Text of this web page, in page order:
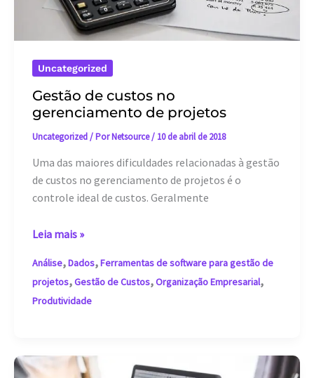
Uncategorized
Gestão de custos no
gerenciamento de projetos
Uncategorized/ PorNetsource/ 10 de abril de 2018
Uma das maiores dificuldades relacionadas à gestão
de custos no gerenciamento de projetos é o
controle ideal de custos. Geralmente
Gestão
custos
no
gerenciamento
Leia mais »
Análise,Dados,Ferramentas de software para gestão de
projetos,Gestão de Custos,Organização Empresarial,
Produtividade